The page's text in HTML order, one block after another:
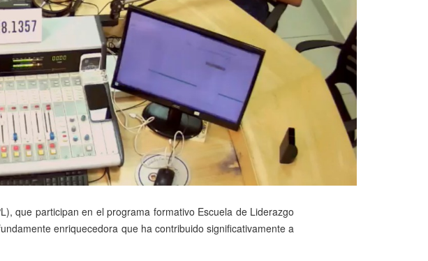
que participan en el programa formativo Escuela de Liderazgo
enriquecedora que ha contribuido significativamente a